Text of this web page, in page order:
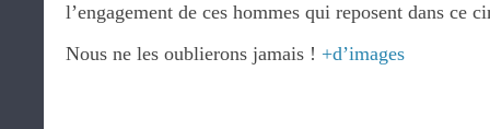
l’engagement de ces hommes qui reposent dans ce
Nous ne les oublierons jamais ! +d’images